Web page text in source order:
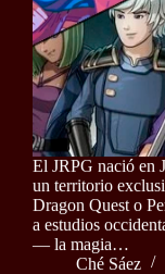
El JRPG nació en
un territorio
Dragon Quest o
a estudios
— la magia…
Ché Sáez